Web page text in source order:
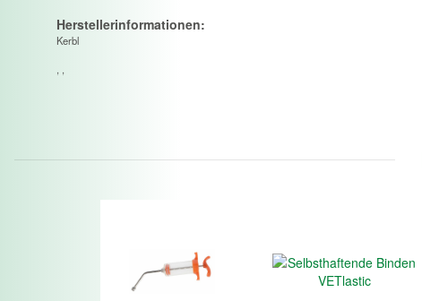
Herstellerinformationen:
Kerbl
, ,